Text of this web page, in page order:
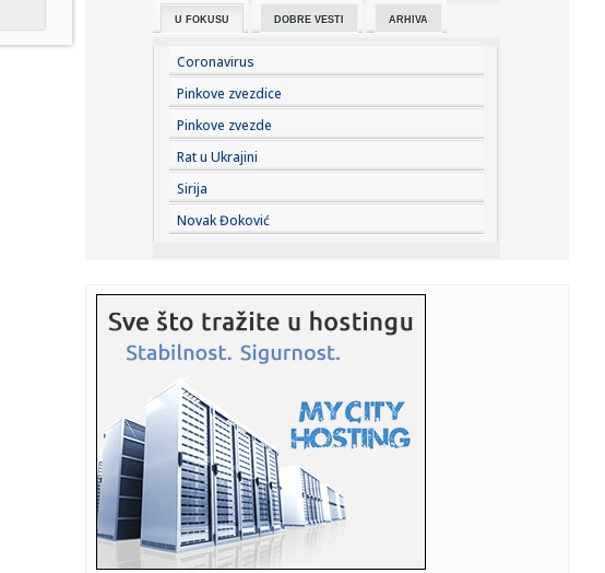
23:34:
PRE PAR MESECI SANJALI TITULU, SADA IH SVI DEMOLIRAJU:
23:33:Težak udes žene iz BiH: Bmw-om se „zakucala“ u zid, na
nju ...
23:33:Kratak predah od vrućina: Pljuskovi noćas stižu u region,
osvj...
23:33:Osuđen provalnik iz BiH, branio se da je krao za liječenje
ćer...
23:31: Partizan "otkrio" reakciju posle IMT-a: Ilić imao jasnu
poruku i...
23:29:
Humska z...
23:25:ILIĆ NIJE MOGAO DA PREĆUTI: Posle „trojke“ Tobolu
odmah se ...
23:25:PUKIJU JE BIO DOVOLJAN SAMO MINUT: Legendarni Finac
spasao Helsin...
23:22:Saša Ilić: "Ako moram da tražim dlaku u jajetu..."
U FOKUSU DOBRE VESTI ARHIVA
Coronavirus
Pinkove zvezdice
Pinkove zvezde
Rat u Ukrajini
Sirija
Novak Đoković